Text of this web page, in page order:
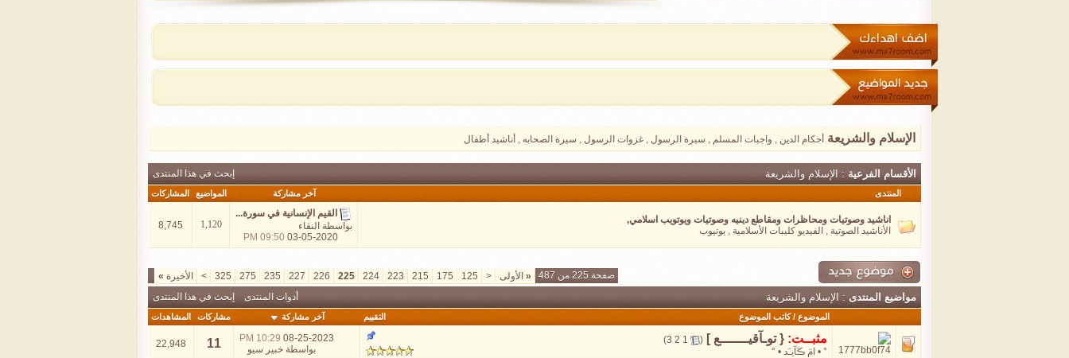
الإسلام والشريعة أحكام الدين , واجبات المسلم , سيرة الرسول , غزوات الرسول , سيرة الصحابه , أناشيد أطفال
الأقسام الفرعية : الإسلام والشريعة إبحث في هذا المنتدى
المنتدى آخر مشاركة المواضيع المشاركات
اناشيد وصوتيات ومحاظرات ومقاطع دينيه وصوتيات ويوتويب اسلامي,
الأناشيد الصوتية , الفيديو كليبات الأسلامية , يوتيوب
القيم الإنسانية في سورة...
بواسطة النقاء
03-05-2020
09:50 PM
1,120
8,745
صفحة 225 من 487 « الأولى <
125
175
215
223
224
225
226
227
235
275
325
> الأخيرة »
مواضيع المنتدى : الإسلام والشريعة أدوات المنتدى إبحث في هذا المنتدى
التقييم الموضوع /كاتب الموضوع آخر مشاركة مشاركات المشاهدات
مثبــت: { توـآقيـــــــع ] (
1
2
3
)
° • امَ ڪَآيـَد • °
08-25-2023
10:29 PM
بواسطة خبير سيو 11
22,948